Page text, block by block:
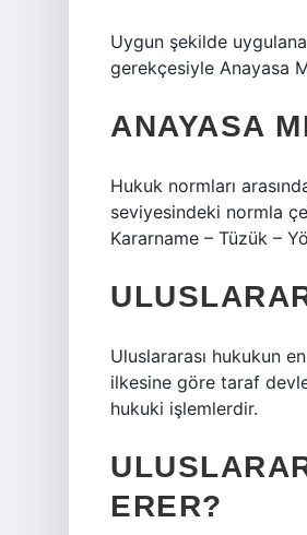
Uygun şekilde
gerekçesiyle Anayasa
ANAYASA
Hukuk normları
seviyesindeki normla
Kararname – Tüzük –
Uluslararası hukukun
ilkesine göre taraf
hukuki işlemlerdir.
ERER?